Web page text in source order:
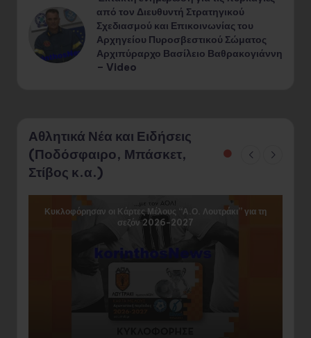
από τον Διευθυντή Στρατηγικού
Σχεδιασμού και Επικοινωνίας του
Αρχηγείου Πυροσβεστικού Σώματος
Αρχιπύραρχο Βασίλειο Βαθρακογιάννη
– Video
Αθλητικά Νέα και Ειδήσεις
(Ποδόσφαιρο, Μπάσκετ,
Στίβος κ.α.)
Κυκλοφόρησαν οι Κάρτες Μέλους “Α.Ο. Λουτράκι” για τη
σεζόν 2026-2027